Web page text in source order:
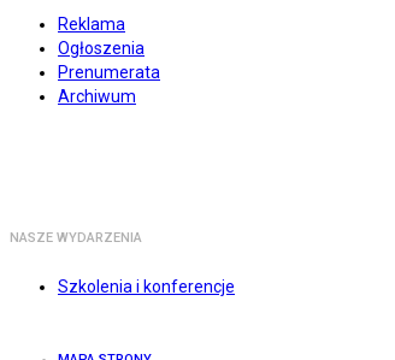
Reklama
Ogłoszenia
Prenumerata
Archiwum
NASZE WYDARZENIA
Szkolenia i konferencje